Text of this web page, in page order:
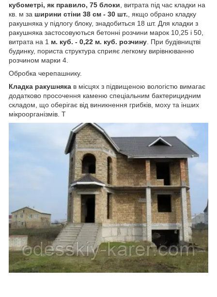
кубометрі, як правило, 75 блоки , витрата під час кладки на
кв. м за ширини стіни 38 см - 30 шт. , якщо обрано кладку
ракушняка у підлогу блоку, знадобиться 18 шт. Для кладки з
ракушняка застосовуються бетонні розчини марок 10,25 і 50,
витрата на 1 м. куб. - 0,22 м. куб. розчину . При будівництві
будинку, пориста структура сприяє легкому вирівнюванню
розчином марки 4.
Обробка черепашнику.
Кладка ракушняка в місцях з підвищеною вологістю вимагає
додатково просочення каменю спеціальним бактерицидним
складом, що оберігає від виникнення грибків, моху та інших
мікроорганізмів. Т